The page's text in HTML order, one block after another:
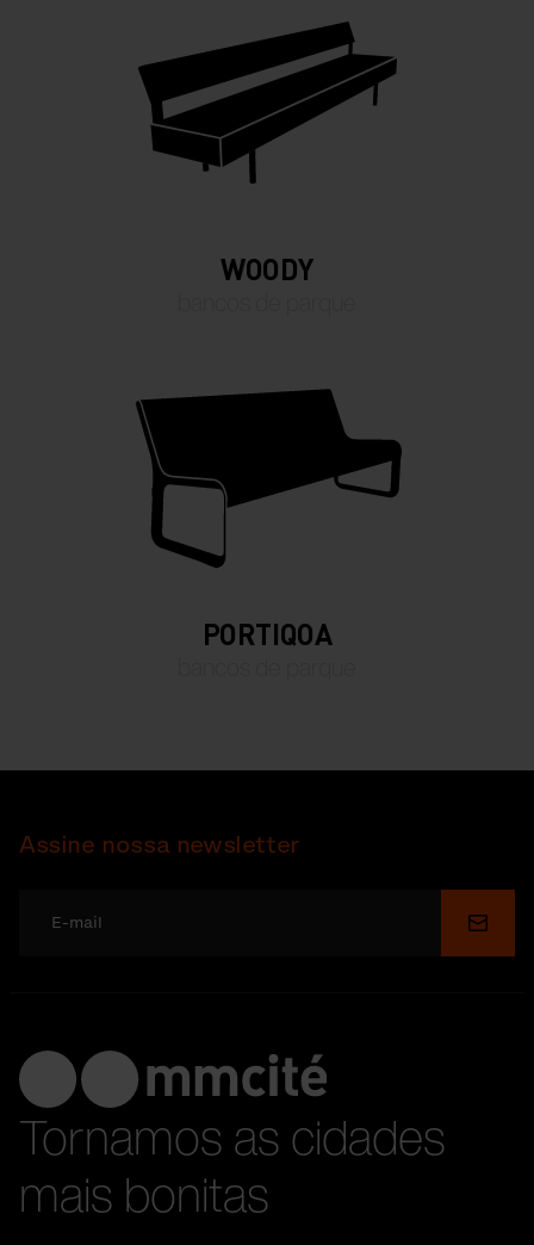
WOODY
PORTIQOA
Assine nossa newsletter
Enviar
Tornamos as cidades
mais bonitas